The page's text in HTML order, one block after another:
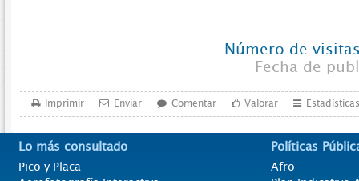
Número de
Fecha de
Imprimir Enviar Comentar Valorar Estadísticas
Lo más consultado
Pico y Placa
Políticas
Afro